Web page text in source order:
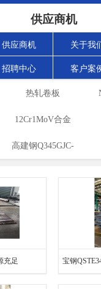
供应商机
供应商机 关于我
招聘中心 客户案
热轧卷板
12Cr1MoV合金
板
高建钢Q345GJC-
充足 宝钢